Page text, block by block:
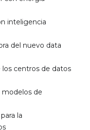
inteligencia
del nuevo data
centros de datos
modelos de
la